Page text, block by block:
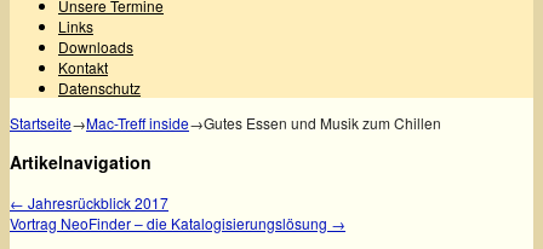
Unsere Termine
Links
Downloads
Kontakt
Datenschutz
Startseite→Mac-Treff inside→Gutes Essen und Musik zum Chillen
Artikelnavigation
← Jahresrückblick 2017
Vortrag NeoFinder – die Katalogisierungslösung →